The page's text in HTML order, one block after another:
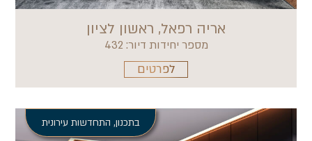
אריה רפאל, ראשון לציון
מספר יחידות דיור: 432
לפרטים
בתכנון, התחדשות עירונית